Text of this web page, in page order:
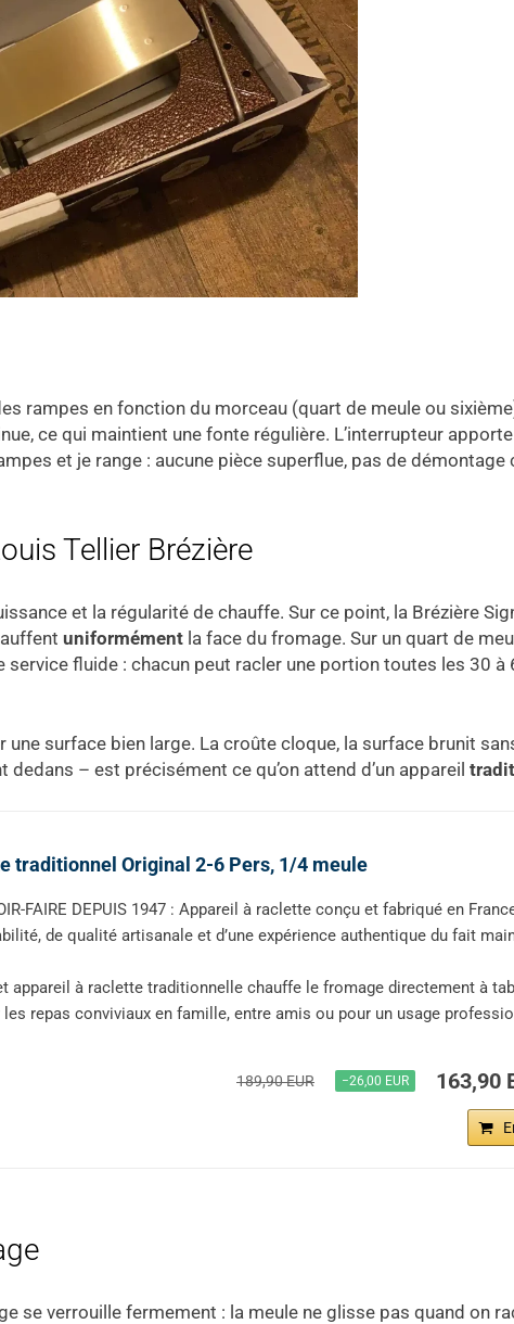
rampes en fonction du morceau (quart de meule ou
ce qui maintient une fonte régulière. L’interrupteur
et je range : aucune pièce superflue, pas de démontage
Tellier Brézière
et la régularité de chauffe. Sur ce point, la Brézière
uniformément la face du fromage. Sur un quart de
fluide : chacun peut racler une portion toutes les 30 à
surface bien large. La croûte cloque, la surface brunit
– est précisément ce qu’on attend d’un appareil
traditionnel Original 2-6 Pers, 1/4 meule
FAIRE DEPUIS 1947 : Appareil à raclette conçu et fabriqué en
de qualité artisanale et d’une expérience authentique du fait
appareil à raclette traditionnelle chauffe le fromage directement à
repas conviviaux en famille, entre amis ou pour un usage
189,90 EUR −26,00 EUR 163,90
se verrouille fermement : la meule ne glisse pas quand on